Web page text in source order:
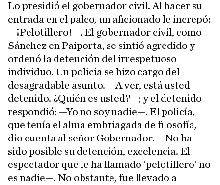
Lo presidió el gobernador civil. Al hacer su
entrada en el palco, un aficionado le increpó:
—¡Pelotillero!—. El gobernador civil, como
Sánchez en Paiporta, se sintió agredido y
ordenó la detención del irrespetuoso
individuo. Un policía se hizo cargo del
desagradable asunto. —A ver, está usted
detenido. ¿Quién es usted?—; y el detenido
respondió: —Yo no soy nadie—. El policía,
que tenía el alma embriagada de filosofía,
dio cuenta al señor Gobernador. —No ha
sido posible su detención, excelencia. El
espectador que le ha llamado 'pelotillero' no
es nadie—. No obstante, fue llevado a